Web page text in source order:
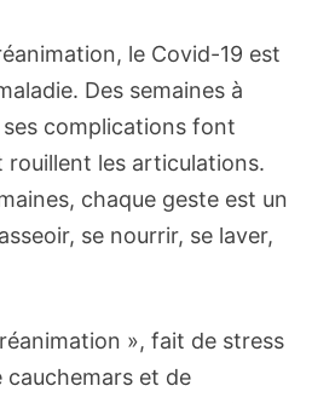
le Covid-19 est
Des semaines à
complications font
rouillent les articulations.
chaque geste est un
se nourrir, se laver,
», fait de stress
et de